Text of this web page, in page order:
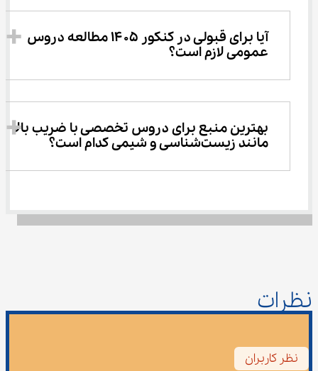
آیا برای قبولی در کنکور ۱۴۰۵ مطالعه دروس
عمومی لازم است؟
بهترین منبع برای دروس تخصصی با ضریب بالا
مانند زیست‌شناسی و شیمی کدام است؟
نظرات
نظر کاربران